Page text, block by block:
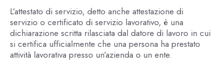
L’attestato di servizio, detto anche attestazione di
servizio o certificato di servizio lavorativo, è una
dichiarazione scritta rilasciata dal datore di lavoro in cui
si certifica ufficialmente che una persona ha prestato
attività lavorativa presso un’azienda o un ente.